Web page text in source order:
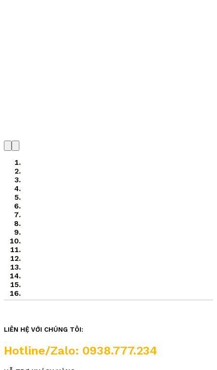
LIÊN HỆ VỚI CHÚNG TÔI:
Hotline/Zalo: 0938.777.234